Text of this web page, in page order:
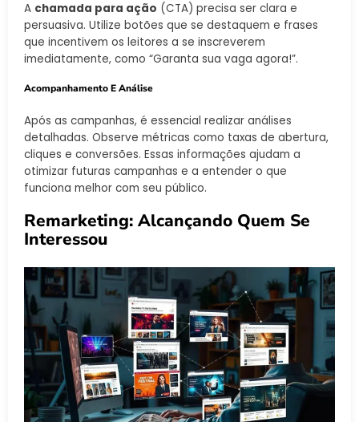
A chamada para ação (CTA) precisa ser clara e
persuasiva. Utilize botões que se destaquem e frases
que incentivem os leitores a se inscreverem
imediatamente, como “Garanta sua vaga agora!”.
Acompanhamento E Análise
Após as campanhas, é essencial realizar análises
detalhadas. Observe métricas como taxas de abertura,
cliques e conversões. Essas informações ajudam a
otimizar futuras campanhas e a entender o que
funciona melhor com seu público.
Remarketing: Alcançando Quem Se
Interessou